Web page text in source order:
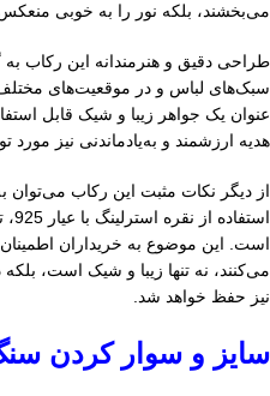
می‌بخشند، بلکه نور را به خوبی
طراحی دقیق و هنرمندانه این رکاب
سبک‌های لباس و در موقعیت‌های مختلف
عنوان یک جواهر زیبا و شیک قابل
هدیه ارزشمند و به‌یادماندنی نیز مورد
از دیگر نکات مثبت این رکاب می‌توان
است. این موضوع به خریداران
می‌کنند، نه تنها زیبا و شیک است،
نیز حفظ خواهد شد.
سایز و سوار کردن